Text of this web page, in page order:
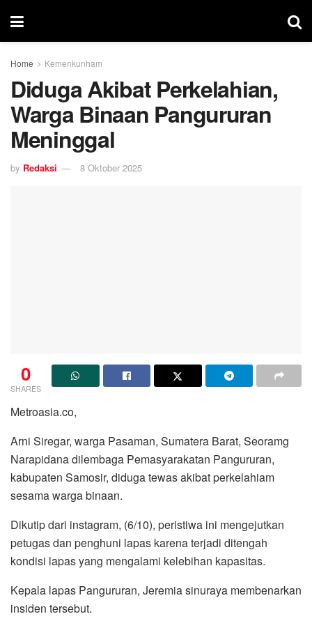
Home Kemenkunham
Diduga Akibat Perkelahian,
Warga Binaan Pangururan
Meninggal
by Redaksi 8 Oktober 2025
0
SHARES
Metroasia.co,
Arni Siregar, warga Pasaman, Sumatera Barat, Seoramg
Narapidana dilembaga Pemasyarakatan Pangururan,
kabupaten Samosir, diduga tewas akibat perkelahiam
sesama warga binaan.
Dikutip dari instagram, (6/10), peristiwa ini mengejutkan
petugas dan penghuni lapas karena terjadi ditengah
kondisi lapas yang mengalami kelebihan kapasitas.
Kepala lapas Pangururan, Jeremia sinuraya membenarkan
insiden tersebut.